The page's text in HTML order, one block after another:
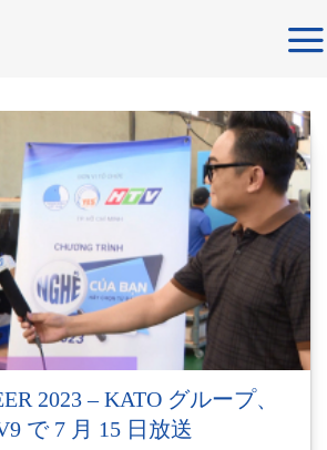
2023 – KATO グループ、
で 7 月 15 日放送